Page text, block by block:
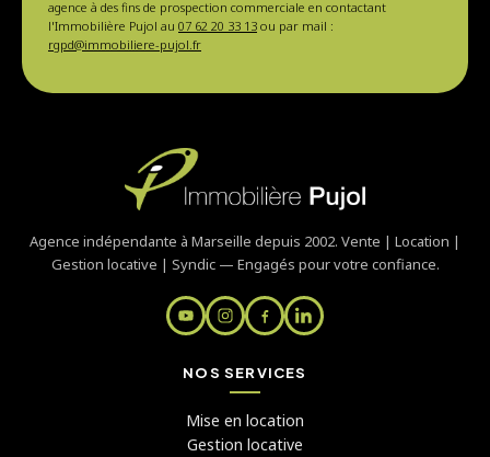
agence à des fins de prospection commerciale en contactant
l'Immobilière Pujol au 07 62 20 33 13 ou par mail :
rgpd@immobiliere-pujol.fr
Agence indépendante à Marseille depuis 2002. Vente | Location |
Gestion locative | Syndic — Engagés pour votre confiance.
NOS SERVICES
Mise en location
Gestion locative